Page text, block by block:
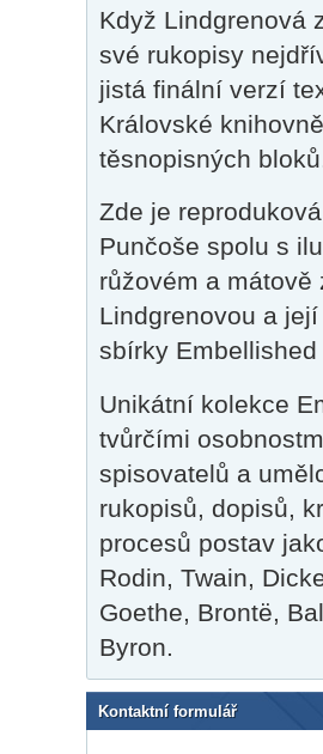
Když Lindgrenová
své rukopisy
jistá finální verzí
Královské
těsnopisných
Zde je
Punčoše spolu s
růžovém a
Lindgrenovou a
sbírky
Unikátní kolekce
tvůrčími
spisovatelů a
rukopisů, dopisů,
procesů postav
Rodin, Twain,
Goethe, Brontë,
Byron.
Kontaktní formulář